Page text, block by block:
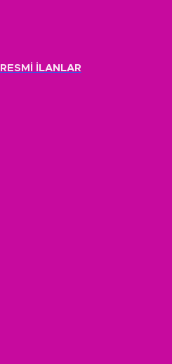
RESMİ İLANLAR